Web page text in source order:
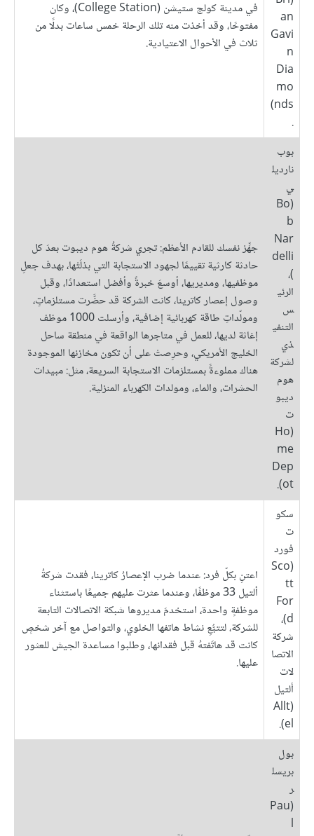
an
Gavi
n
Dia
mo
nds)
.
في مدينة كولج ستيشن (College Station)، وكان
مفتوحًا، وقد أخذت منه تلك الرحلة خمس ساعات بدلًا من
ثلاث في الأحوال الاعتيادية.
بوب
نارديل
ي
(Bo
b
Nar
delli
)،
الرئي
س
التنفي
ذي
لشركة
هوم
ديبو
ت
(Ho
me
Dep
ot).
جهِّز نفسك للقادم الأعظم: تجري شركةُ هوم ديبوت بعدَ كل
حادثة كارثية تقييمًا لجهود الاستجابة التي بذلَتْها، بهدف جعلِ
موظفيها، ومديريها، أوسعَ خبرةً وأفضل استعدادًا، وقبل
وصول إعصار كاترينا، كانت الشركة قد حضَّرت مستلزماتٍ،
ومولّداتِ طاقة كهربائية إضافية، وأرسلت 1000 موظف
إغاثة لديها، للعمل في متاجرها الواقعة في منطقة ساحل
الخليج الأمريكي، وحرِصتْ على أن تكون مخازنها الموجودة
هناك مملوءةً بمستلزمات الاستجابة السريعة، مثل: مبيدات
الحشرات، والماء، ومولدات الكهرباء المنزلية.
سكو
ت
فورد
(Sco
tt
For
d)،
شركة
الاتصا
لات
ألتيل
(Allt
el).
اعتنِ بكلّ فرد: عندما ضرب الإعصارُ كاترينا، فقدت شركةُ
ألتيل 33 موظفًا، وعندما عثرت عليهم جميعًا باستثناء
موظفةٍ واحدة، استخدمَ مديروها شبكة الاتصالات التابعة
للشركة، لتتبُّعِ نشاط هاتفها الخلوي، والتواصل مع آخر شخصٍ
كانت قد هاتَفتهُ قبل فقدانها، وطلبوا مساعدة الجيش للعثور
عليها.
بول
بريسل
ر
(Pau
l